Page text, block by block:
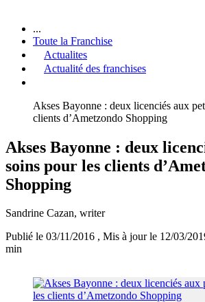
...
Toute la Franchise
Actualites
Actualité des franchises
Akses Bayonne : deux licenciés aux
clients d’Ametzondo Shopping
Akses Bayonne : deux
soins pour les clients
Shopping
Sandrine Cazan, writer
Publié le 03/11/2016 , Mis à jour le 12/03/
min